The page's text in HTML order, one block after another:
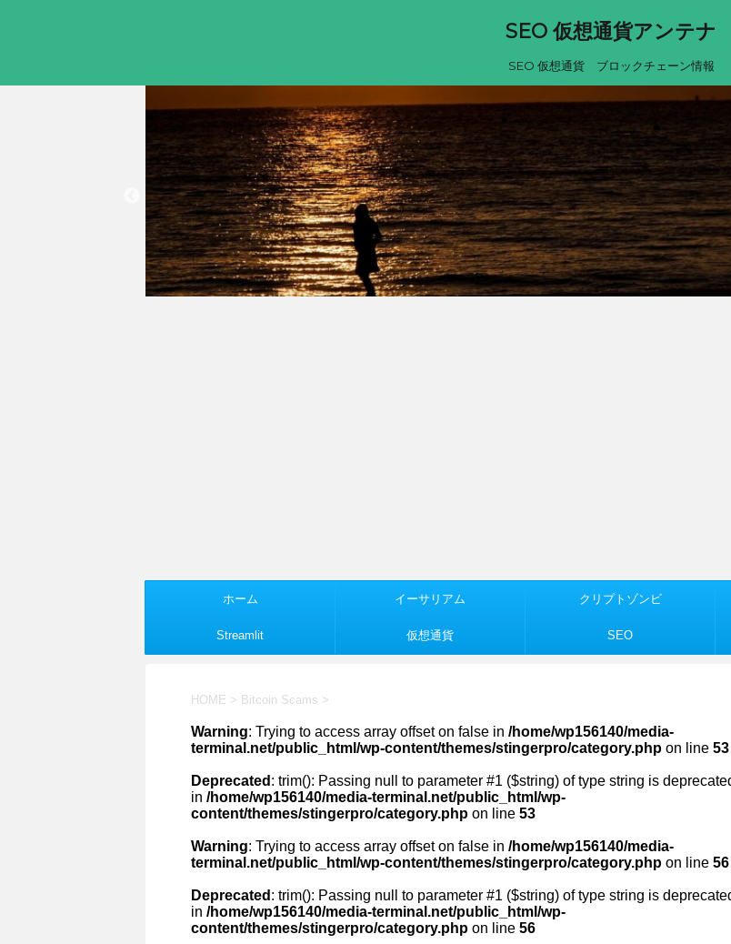
SEO 仮想通貨アンテナ
SEO 仮想通貨 ブロックチェーン情報
ホーム イーサリアム クリプトゾンビ
Streamlit 仮想通貨 SEO
HOME > Bitcoin Scams >
Warning: Trying to access array offset on false in /home/wp156140/media-
terminal.net/public_html/wp-content/themes/stingerpro/category.php on line 53
Deprecated : trim(): Passing null to parameter #1 ($string) of type string is
in /home/wp156140/media-terminal.net/public_html/wp-
content/themes/stingerpro/category.php on line 53
Warning: Trying to access array offset on false in /home/wp156140/media-
terminal.net/public_html/wp-content/themes/stingerpro/category.php on line 56
Deprecated : trim(): Passing null to parameter #1 ($string) of type string is
in /home/wp156140/media-terminal.net/public_html/wp-
content/themes/stingerpro/category.php on line 56